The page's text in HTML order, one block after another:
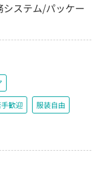
ステム/パッケー
歓迎 服装自由